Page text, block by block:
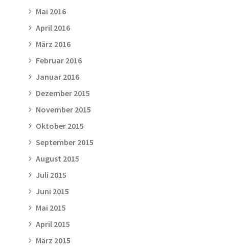
Mai 2016
April 2016
März 2016
Februar 2016
Januar 2016
Dezember 2015
November 2015
Oktober 2015
September 2015
August 2015
Juli 2015
Juni 2015
Mai 2015
April 2015
März 2015